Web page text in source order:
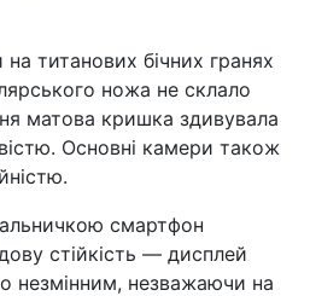
титанових бічних гранях
ножа не склало
матова кришка здивувала
Основні камери також
смартфон
стійкість — дисплей
незмінним, незважаючи на